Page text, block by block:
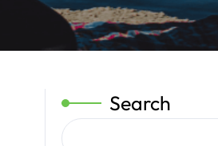
Search